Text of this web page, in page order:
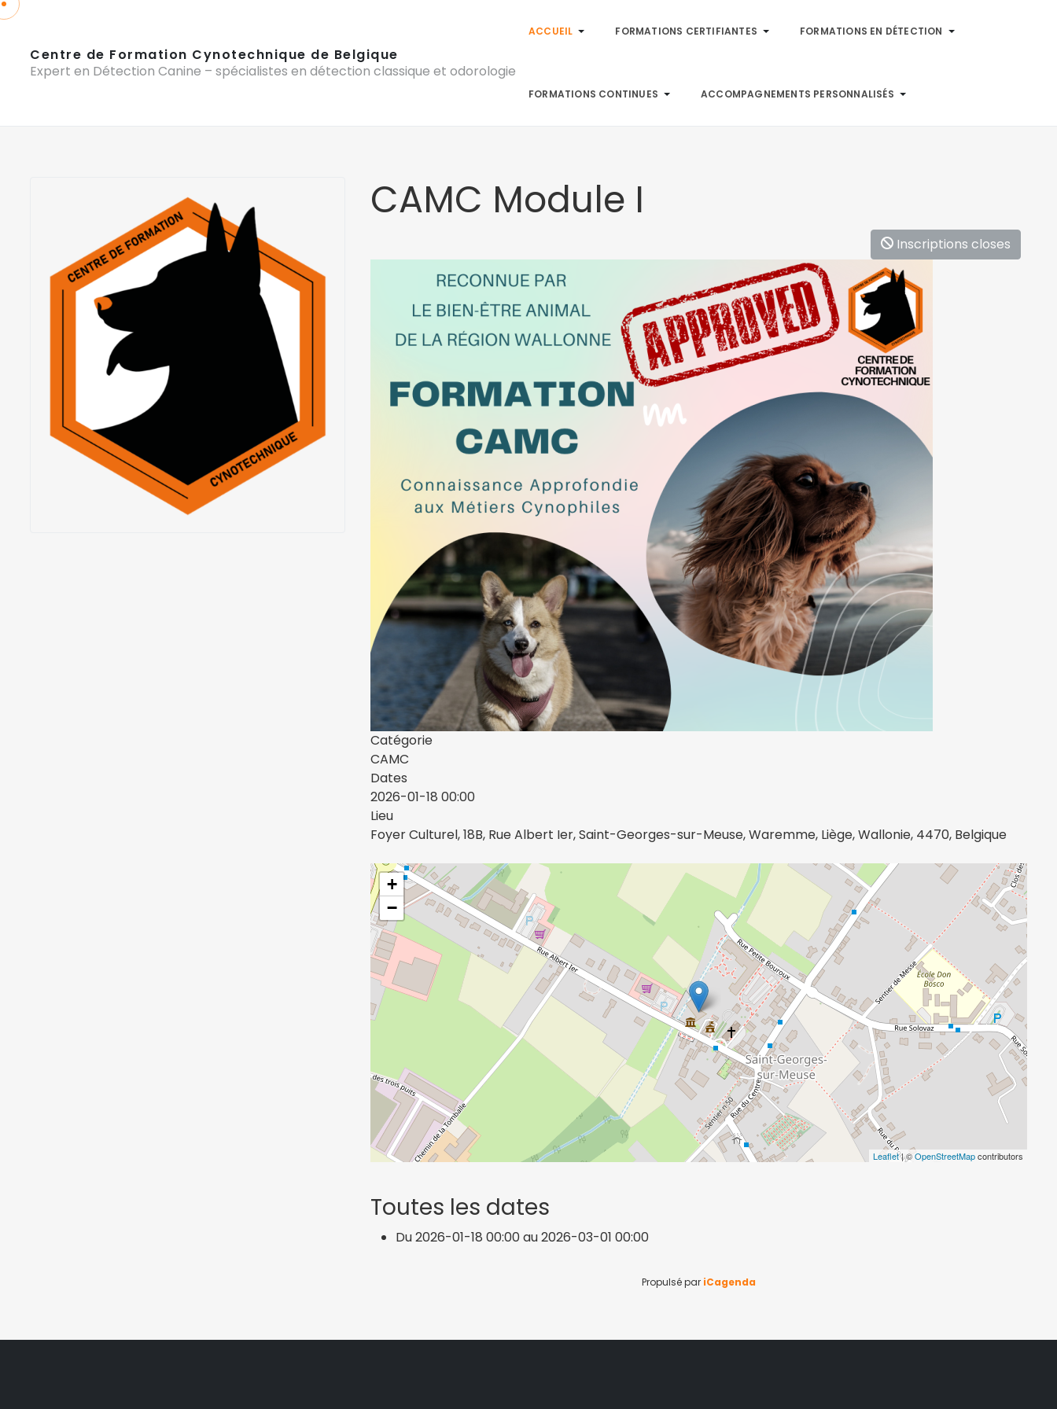
Centre de Formation Cynotechnique de Belgique
Expert en Détection Canine – spécialistes en détection classique et odorologie
ACCUEIL FORMATIONS CERTIFIANTES FORMATIONS EN DÉTECTION
FORMATIONS CONTINUES ACCOMPAGNEMENTS PERSONNALISÉS
CAMC Module I
Inscriptions closes
Catégorie
CAMC
Dates
2026-01-18 00:00
Lieu
Foyer Culturel, 18B, Rue Albert Ier, Saint-Georges-sur-Meuse, Waremme, Liège, Wallonie, 4470, Belgique
+
−
Leaflet| ©OpenStreetMapcontributors
Toutes les dates
Du2026-01-18 00:00 au2026-03-01 00:00
Propulsé par iCagenda